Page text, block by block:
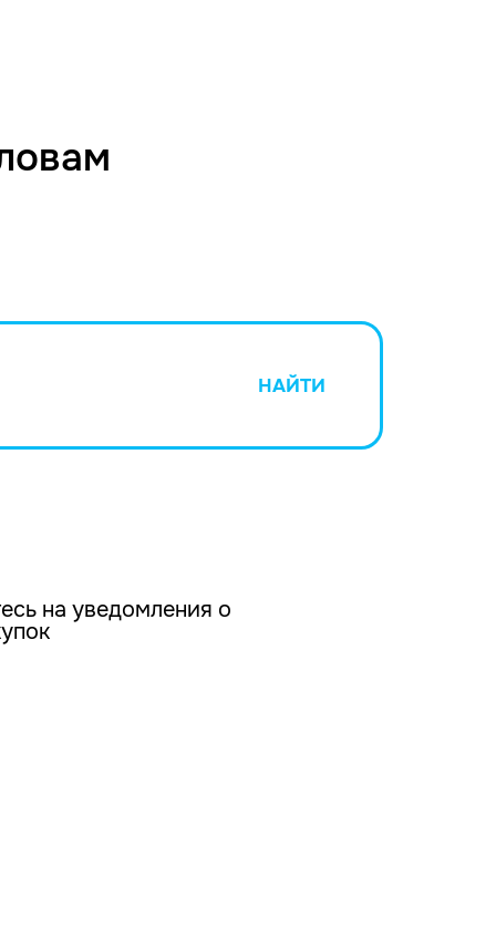
НАЙТИ
на уведомления о